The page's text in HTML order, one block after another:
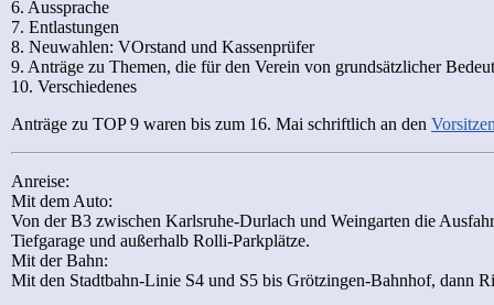
6. Aussprache
7. Entlastungen
8. Neuwahlen: VOrstand und Kassenprüfer
9. Anträge zu Themen, die für den Verein von grundsätzlicher
10. Verschiedenes
Anträge zu TOP 9 waren bis zum 16. Mai schriftlich an den
Anreise:
Mit dem Auto:
Von der B3 zwischen Karlsruhe-Durlach und Weingarten die
Tiefgarage und außerhalb Rolli-Parkplätze.
Mit der Bahn:
Mit den Stadtbahn-Linie S4 und S5 bis Grötzingen-Bahnhof, dann